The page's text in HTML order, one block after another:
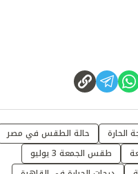
الحارة
حالة الطقس في مصر
طقس الجمعة 3 يوليو